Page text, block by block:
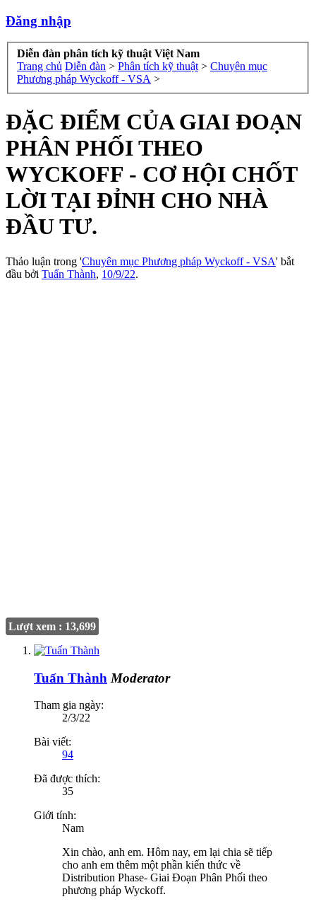
Đăng nhập
Diễn đàn phân tích kỹ thuật Việt Nam
Trang chủ Diễn đàn > Phân tích kỹ thuật > Chuyên mục
Phương pháp Wyckoff - VSA >
ĐẶC ĐIỂM CỦA GIAI ĐOẠN
PHÂN PHỐI THEO
WYCKOFF - CƠ HỘI CHỐT
LỜI TẠI ĐỈNH CHO NHÀ
ĐẦU TƯ.
Thảo luận trong 'Chuyên mục Phương pháp Wyckoff - VSA' bắt
đầu bởi Tuấn Thành, 10/9/22.
Lượt xem : 13,699
Tuấn Thành Moderator
Tham gia ngày:
2/3/22
Bài viết:
94
Đã được thích:
35
Giới tính:
Nam
Xin chào, anh em. Hôm nay, em lại chia sẽ tiếp
cho anh em thêm một phần kiến thức về
Distribution Phase- Giai Đoạn Phân Phối theo
phương pháp Wyckoff.